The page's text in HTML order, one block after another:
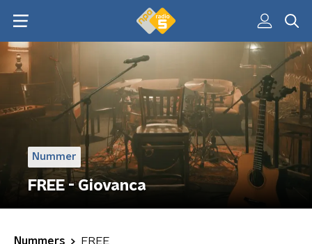
Nummer
FREE - Giovanca
Nummers FREE